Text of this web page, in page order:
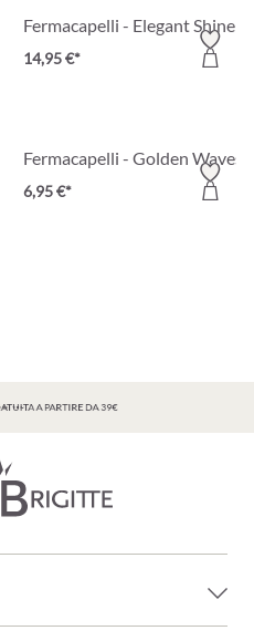
Fermacapelli - Elegant Shine
14,95 €*
Fermacapelli - Golden Waves
6,95 €*
A PARTIRE DA 39€